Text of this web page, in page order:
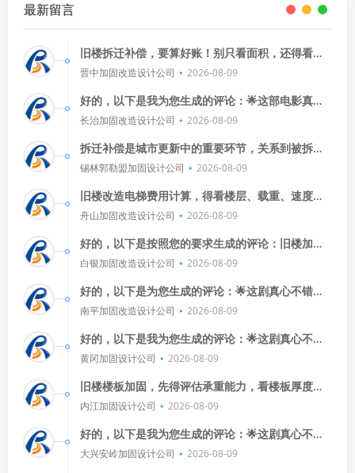
最新留言
旧楼拆迁补偿，要算好账！别只看面积，还得看地
段、楼层、新旧程度，多问问，多比较，别让小细
晋中加固改造设计公司 2026-08-09
好的，以下是我为您生成的评论：🌟这部电影真是
精彩绝伦！🎬从导演到演员，每一个细节都让人惊
长治加固改造设计公司 2026-08-09
拆迁补偿是城市更新中的重要环节，关系到被拆迁
户的切身利益，标准因地区、房屋状况和政策而
锡林郭勒盟加固设计公司 2026-08-09
旧楼改造电梯费用计算，得看楼层、载重、速度和
品牌，每层加价，载重越大越贵，速度快的更贵，
舟山加固改造设计公司 2026-08-09
好的，以下是按照您的要求生成的评论：旧楼加固
方案得靠谱！确保结构安全和抗震性能是关键，选
白银加固改造设计公司 2026-08-09
好的，以下是为您生成的评论：🌟这剧真心不错！
演员演技在线，剧情紧凑刺激，看得我热血沸腾！
南平加固改造设计公司 2026-08-09
好的，以下是我为您生成的评论：🌟这剧真心不
错！演员演技在线，剧情紧凑，让人看得停不下
黄冈加固设计公司 2026-08-09
旧楼楼板加固，先得评估承重能力，看楼板厚度、
材质和结构，再查历史维修记录，找专业机构做检
内江加固设计公司 2026-08-09
好的，以下是我为您生成的评论：🌟这剧真心不
错！演员演技在线，剧情紧凑刺激，看得我热血沸
大兴安岭加固设计公司 2026-08-09